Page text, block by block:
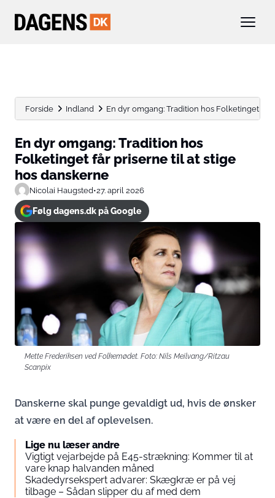
Forside Indland En dyr omgang: Tradition hos Folketinget får
En dyr omgang: Tradition hos
Folketinget får priserne til at stige
hos danskerne
Nicolai Haugsted•27. april 2026
Følg dagens.dk på Google
Mette Frederiksen ved Folkemødet. Foto: Nils Meilvang/Ritzau
Scanpix
Danskerne skal punge gevaldigt ud, hvis de ønsker
at være en del af oplevelsen.
Lige nu læser andre
Vigtigt vejarbejde på E45-strækning: Kommer til at
vare knap halvanden måned
Skadedyrsekspert advarer: Skægkræ er på vej
tilbage – Sådan slipper du af med dem